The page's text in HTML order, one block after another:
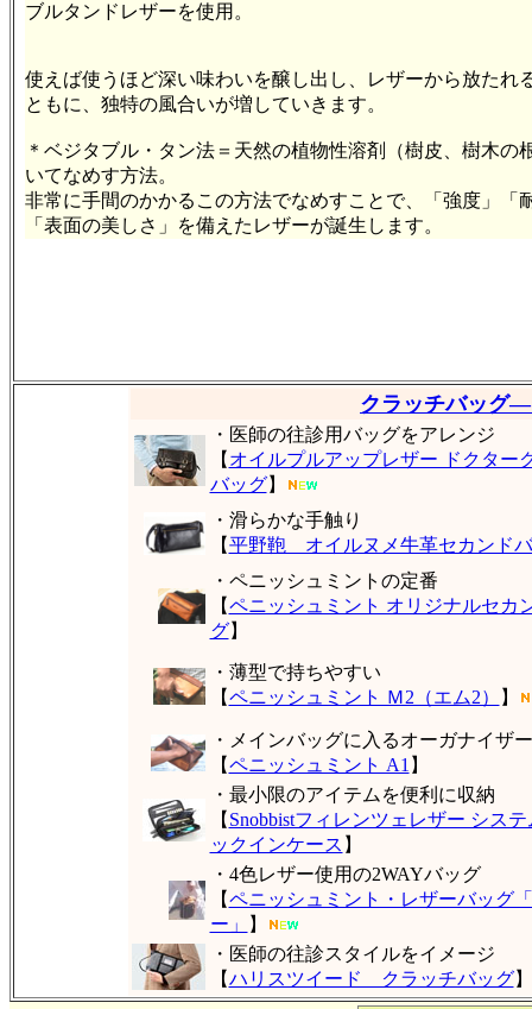
ブルタンドレザーを使用。
使えば使うほど深い味わいを醸し出し、レザーから放たれ
ともに、独特の風合いが増していきます。
＊ベジタブル・タン法＝天然の植物性溶剤（樹皮、樹木の
いてなめす方法。
非常に手間のかかるこの方法でなめすことで、「強度」「
「表面の美しさ」を備えたレザーが誕生します。
クラッチバッグ
・医師の往診用バッグをアレンジ
【 オイルプルアップレザー ドクター
バッグ】
・滑らかな手触り
【平野鞄 オイルヌメ牛革セカンド
・ペニッシュミントの定番
【ペニッシュミント オリジナルセカ
グ】
・薄型で持ちやすい
【ペニッシュミント Ｍ2（エム2） 】
・メインバッグに入るオーガナイザー
【ペニッシュミント A1 】
・最小限のアイテムを便利に収納
【 Snobbistフィレンツェレザー シス
ックインケース 】
・4色レザー使用の2WAYバッグ
【ペニッシュミント・レザーバッグ
ー」
】
・医師の往診スタイルをイメージ
【ハリスツイード クラッチバッグ】